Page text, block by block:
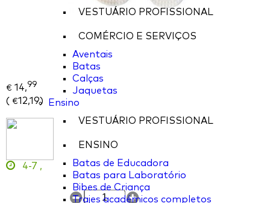
VESTUÁRIO PROFISSIONAL
COMÉRCIO E SERVIÇOS
Aventais
Batas
Calças
Jaquetas
Ensino
VESTUÁRIO PROFISSIONAL
ENSINO
Batas de Educadora
Batas para Laboratório
Bibes de Criança
Trajes académicos completos
€ 14,99
( €12,19)
4-7 ,